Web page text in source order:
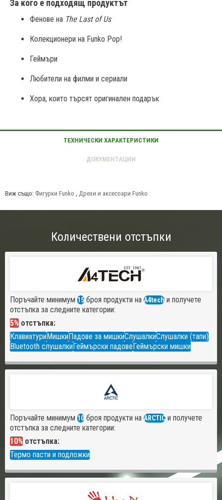
За кого е подходящ продуктът
Фенове на The Last of Us
Колекционери на Funko Pop!
Геймъри
Любители на филми и сериали
Хора, които търсят оригинален подарък
Виж също: Фигурки Funko , Дрехи и аксесоари Funko
Количествени отстъпки
Поръчайте минимум 15 броя продукти на A4tech и получете
отстъпка за следните категории:
5% отстъпка:
КлавиатуриМишкиПадове за мишкиСлушалкиСлушалки (тапи)
Bluetooth слушалкиГеймърски падовеГеймърски мишки
Поръчайте минимум 10 броя продукти на ARCTIC и получете
отстъпка за следните категории:
10% отстъпка:
Термо пасти и подложки